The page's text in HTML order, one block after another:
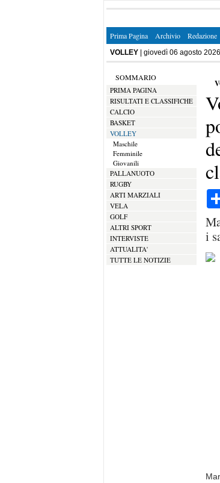
Prima Pagina Archivio Redazione
VOLLEY | giovedì 06 agosto
SOMMARIO
PRIMA PAGINA
RISULTATI E CLASSIFICHE
CALCIO
BASKET
VOLLEY
Maschile
Femminile
Giovanili
PALLANUOTO
RUGBY
ARTI MARZIALI
VELA
GOLF
ALTRI SPORT
INTERVISTE
ATTUALITA'
TUTTE LE NOTIZIE
i